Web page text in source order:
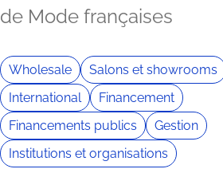
de Mode françaises
Wholesale
Salons et showrooms
International
Financement
Financements publics
Gestion
Institutions et organisations